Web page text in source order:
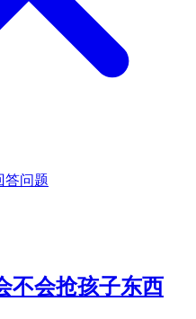
答问题
不会抢孩子东西